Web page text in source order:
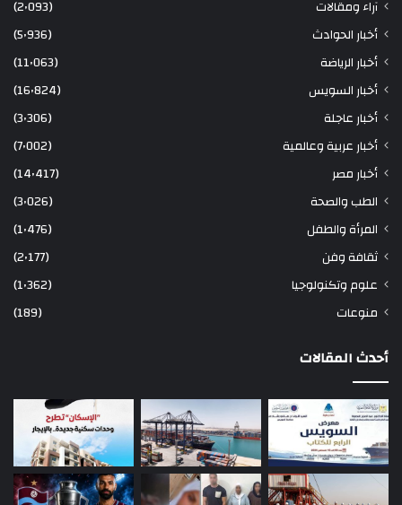
آراء ومقالات
(2٬093)
أخبار الحوادث
(5٬936)
أخبار الرياضة
(11٬063)
أخبار السويس
(16٬824)
أخبار عاجلة
(3٬306)
أخبار عربية وعالمية
(7٬002)
أخبار مصر
(14٬417)
الطب والصحة
(3٬026)
المرأة والطفل
(1٬476)
ثقافة وفن
(2٬177)
علوم وتكنولوجيا
(1٬362)
منوعات
(189)
أحدث المقالات